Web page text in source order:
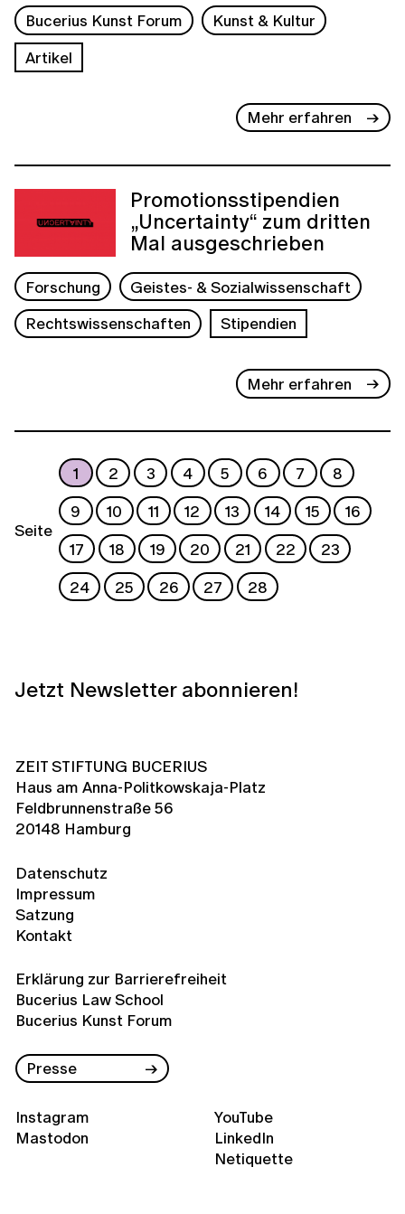
Bucerius Kunst Forum
Kunst & Kultur
Artikel
Mehr erfahren
Promotionsstipendien
„Uncertainty“ zum dritten
Mal ausgeschrieben
Forschung
Geistes- & Sozialwissenschaft
Rechtswissenschaften
Stipendien
Mehr erfahren
Seite
1 2 3 4 5 6 7
8
9
10 11 12 13 14 15
16
17
18 19 20 21 22
23
24
25 26 27 28
Jetzt Newsletter abonnieren!
ZEIT STIFTUNG BUCERIUS
Haus am Anna-Politkowskaja-Platz
Feldbrunnenstraße 56
20148 Hamburg
Datenschutz
Impressum
Satzung
Kontakt
Erklärung zur Barrierefreiheit
Bucerius Law School
Bucerius Kunst Forum
Presse
Instagram
Mastodon
YouTube
LinkedIn
Netiquette